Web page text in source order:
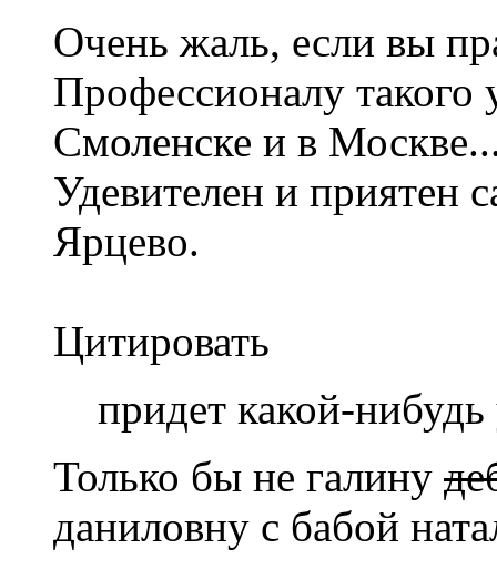
Очень жаль, если вы
Профессионалу такого
Смоленске и в
Удевителен и приятен
Ярцево.
Цитировать
придет какой-
Только бы не галину
даниловну с бабой